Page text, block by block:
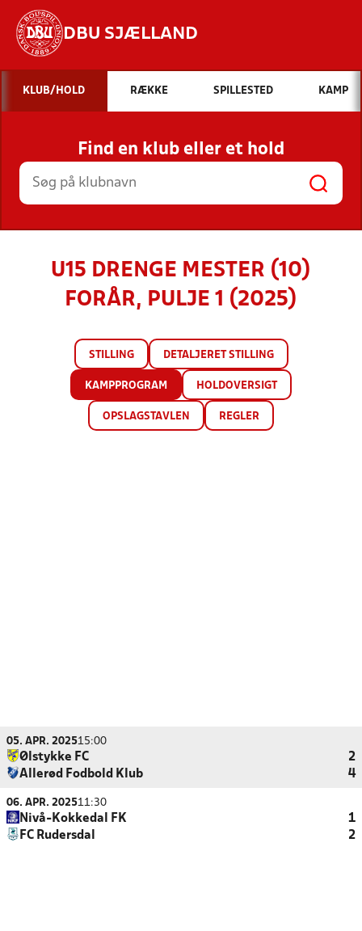
DBU SJÆLLAND
Hvad vil du søge efter?
INDHOLD OG NYHEDER
STILLINGER, RESULTATER, KLUBBER OG
HOLD
KLUB/HOLD RÆKKE SPILLESTED KAMP
Find en klub eller et hold
U15 DRENGE MESTER (10)
FORÅR, PULJE 1 (2025)
STILLING DETALJERET STILLING
KAMPPROGRAM HOLDOVERSIGT
OPSLAGSTAVLEN REGLER
05. APR. 202515:00
Ølstykke FC
2
Allerød Fodbold Klub
4
06. APR. 202511:30
Nivå-Kokkedal FK
1
FC Rudersdal
2